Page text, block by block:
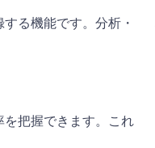
る機能です。分析・
把握できます。これ